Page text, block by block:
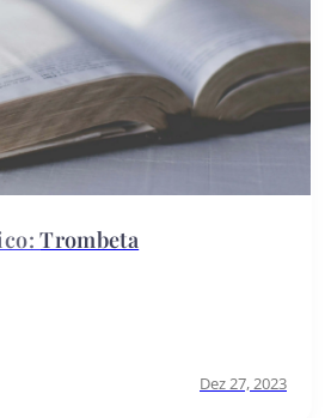
Trombeta
Dez 27, 2023